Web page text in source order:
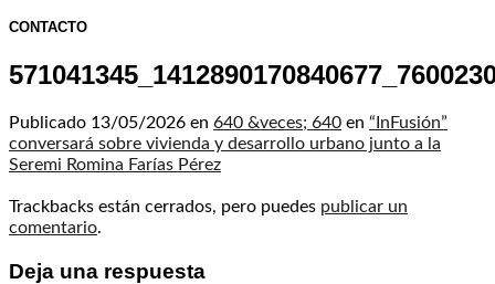
CONTACTO
Publicado 13/05/2026 en 640 &veces; 640 en “InFusión”
conversará sobre vivienda y desarrollo urbano junto a la
Seremi Romina Farías Pérez
Trackbacks están cerrados, pero puedes publicar un
comentario.
Deja una respuesta